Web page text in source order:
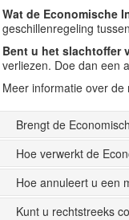
Wat de Economische
geschillenregeling
Bent u het slachtoffer
verliezen. Doe dan een
Meer informatie over
Brengt de
Hoe verwerkt de
Hoe annuleert u een
Kunt u rechtstreeks